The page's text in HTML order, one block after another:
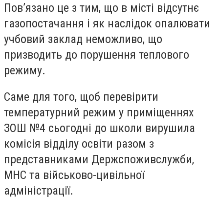
Пов’язано це з тим, що в місті відсутнє
газопостачання і як наслідок опалювати
учбовий заклад неможливо, що
призводить до порушення теплового
режиму.
Саме для того, щоб перевірити
температурний режим у приміщеннях
ЗОШ №4 сьогодні до школи вирушила
комісія відділу освіти разом з
представниками Держспоживслужби,
МНС та військово-цивільної
адміністрації.